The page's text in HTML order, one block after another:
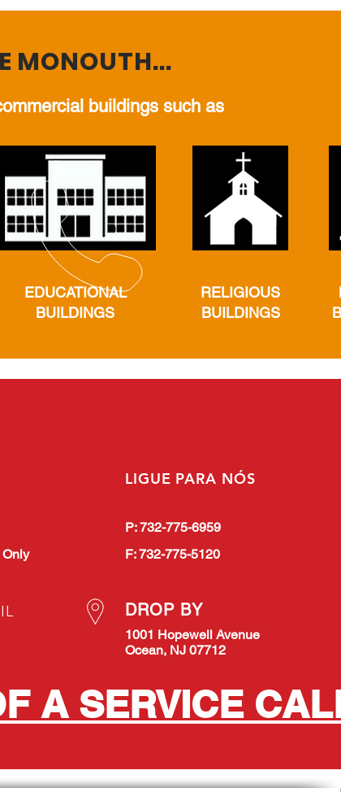
MONOUTH...
buildings such as
EDUCATIONAL
BUILDINGS
RELIGIOUS
BUILDINGS
LIGUE PARA NÓS
P: 732-775-6959
F: 732-775-5120
DROP BY
1001 Hopewell Avenue
Ocean, NJ 07712
A SERVICE